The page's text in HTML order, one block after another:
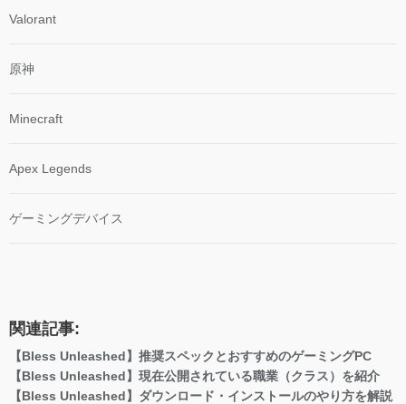
Valorant
原神
Minecraft
Apex Legends
ゲーミングデバイス
関連記事:
【Bless Unleashed】推奨スペックとおすすめのゲーミングPC
【Bless Unleashed】現在公開されている職業（クラス）を紹介
【Bless Unleashed】ダウンロード・インストールのやり方を解説